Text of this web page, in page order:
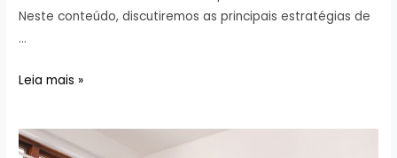
Neste conteúdo, discutiremos as principais estratégias de
…
As
de
Leia mais »